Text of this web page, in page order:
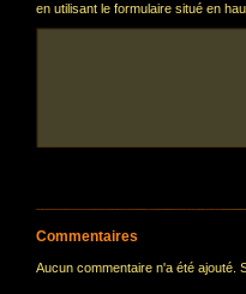
en utilisant le formulaire situé en
Commentaires
Aucun commentaire n'a été ajouté.